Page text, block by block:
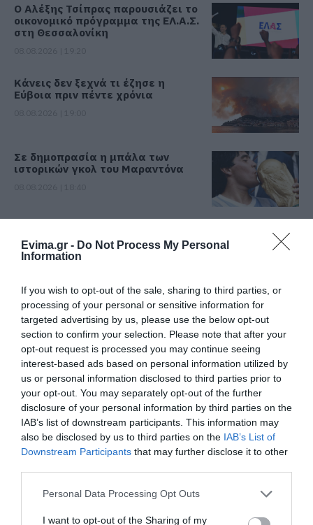
Evima.gr - Do Not Process My Personal
Information
If you wish to opt-out of the sale, sharing to third parties, or
processing of your personal or sensitive information for
targeted advertising by us, please use the below opt-out
section to confirm your selection. Please note that after your
opt-out request is processed you may continue seeing
interest-based ads based on personal information utilized by
us or personal information disclosed to third parties prior to
your opt-out. You may separately opt-out of the further
disclosure of your personal information by third parties on the
IAB’s list of downstream participants. This information may
also be disclosed by us to third parties on the IAB’s List of
Downstream Participants that may further disclose it to other
Please note that this website/app uses one or more Google
not limited to your visit or usage behaviour. You may click to
Personal Data Processing Opt Outs
I want to opt-out of the Sharing of my
Ο Αλέξης Τσίπρας παρουσιάζει το
οικονομικό πρόγραμμα της ΕΛ.Α.Σ.
στη Θεσσαλονίκη
Κάνεις δεν ξεχνά τι έζησε η
Εύβοια πριν πέντε χρόνια
Σε δημοπρασία η μπάλα των
ιστορικών γκολ του Μαραντόνα
Εύβοιας: Μένουν κάθε μέρα χωρίς
νερό – Σοβαρή καταγγελία
Αγροτικές ενισχύσεις: Ποιοι θα
λάβουν νωρίτερα τις
προκαταβολές
08.08.2026 | 18:00
Σε πελάγη ευτυχίας
αντιδήμαρχος στην Εύβοια! Έγινε
για τρίτη φορά παππούς!
08.08.2026 | 17:40
Ευρυδίκη Βαλαβάνη: Οι
Εύβοια! Δείτε σε ποια παραλία
08.08.2026 | 17:20
Όλες οι τελευταίες ειδήσεις
ΠΕΡΙΣΣΟΤΕΡΑ ΑΠΟ ΕΙΔΗΣΕΙΣ ΕΥΒΟΙΑ
επέτειος της
καθιερωμένος έρανος